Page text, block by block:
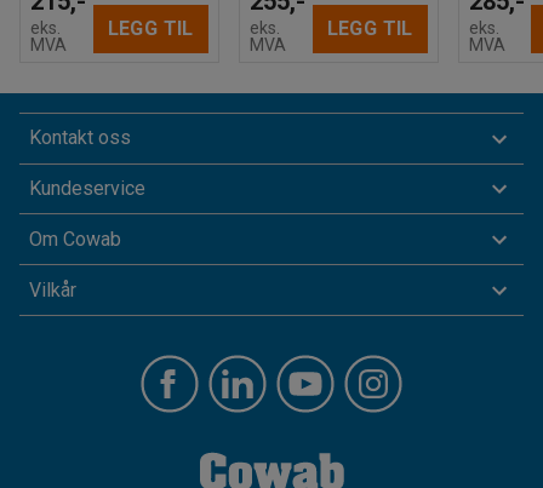
eks.
MVA
LEGG TIL
eks.
MVA
LEGG TIL
eks.
MVA
Kontakt oss
Kundeservice
Om Cowab
Vilkår